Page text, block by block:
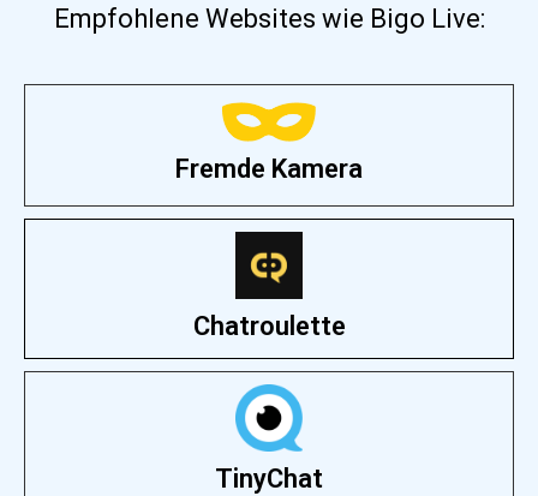
Empfohlene Websites wie Bigo Live:
Fremde Kamera
Chatroulette
TinyChat